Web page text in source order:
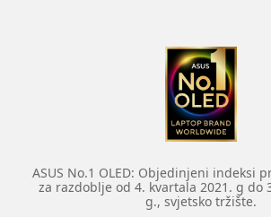
ASUS No.1 OLED: Objedinjeni indeksi
za razdoblje od 4. kvartala 2021. g do
g., svjetsko tržište.